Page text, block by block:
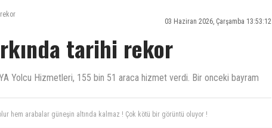
03 Haziran 2026, Çarşamba 13:53:12
tarihi rekor
Yolcu Hizmetleri, 155 bin 51 araca hizmet verdi. Bir onceki bayram